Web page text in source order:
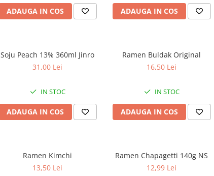
ADAUGA IN COS ADAUGA IN COS
Soju Peach 13% 360ml Jinro
31,00 Lei
IN STOC
ADAUGA IN COS
Ramen Buldak Original
16,50 Lei
IN STOC
ADAUGA IN COS
Ramen Kimchi
13,50 Lei
Ramen Chapagetti 140g NS
12,99 Lei